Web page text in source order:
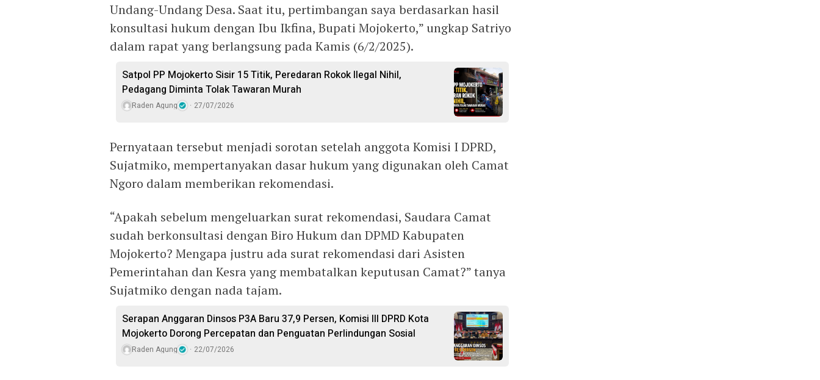
Undang-Undang Desa. Saat itu, pertimbangan saya berdasarkan hasil
konsultasi hukum dengan Ibu Ikfina, Bupati Mojokerto,” ungkap Satriyo
dalam rapat yang berlangsung pada Kamis (6/2/2025).
Satpol PP Mojokerto Sisir 15 Titik, Peredaran Rokok Ilegal Nihil,
Pedagang Diminta Tolak Tawaran Murah
Raden Agung 27/07/2026
Pernyataan tersebut menjadi sorotan setelah anggota Komisi I DPRD,
Sujatmiko, mempertanyakan dasar hukum yang digunakan oleh Camat
Ngoro dalam memberikan rekomendasi.
“Apakah sebelum mengeluarkan surat rekomendasi, Saudara Camat
sudah berkonsultasi dengan Biro Hukum dan DPMD Kabupaten
Mojokerto? Mengapa justru ada surat rekomendasi dari Asisten
Pemerintahan dan Kesra yang membatalkan keputusan Camat?” tanya
Sujatmiko dengan nada tajam.
Serapan Anggaran Dinsos P3A Baru 37,9 Persen, Komisi III DPRD Kota
Mojokerto Dorong Percepatan dan Penguatan Perlindungan Sosial
Raden Agung 22/07/2026